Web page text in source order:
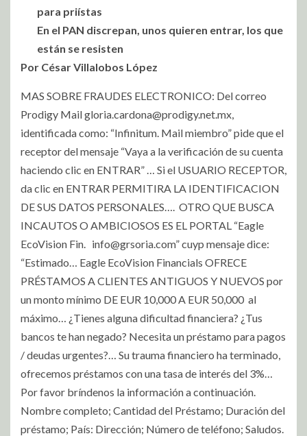
para priístas
En el PAN discrepan, unos quieren entrar, los que
están se resisten
Por César Villalobos López
MAS SOBRE FRAUDES ELECTRONICO: Del correo
Prodigy Mailgloria.cardona@prodigy.net.mx
identificada como: “Infinitum. Mail miembro” pide que el
receptor del mensaje “Vaya a la verificación de su cuenta
haciendo clic en ENTRAR” … Si el USUARIO RECEPTOR,
da clic en ENTRAR PERMITIRA LA IDENTIFICACION
DE SUS DATOS PERSONALES…. OTRO QUE BUSCA
INCAUTOS O AMBICIOSOS ES EL PORTAL “Eagle
EcoVision Fin. info@grsoria.com” cuyp mensaje dice:
“Estimado… Eagle EcoVision Financials OFRECE
PRÉSTAMOS A CLIENTES ANTIGUOS Y NUEVOS por
un monto mínimo DE EUR 10,000 A EUR 50,000 al
máximo… ¿Tienes alguna dificultad financiera? ¿Tus
bancos te han negado? Necesita un préstamo para pagos
/ deudas urgentes?… Su trauma financiero ha terminado,
ofrecemos préstamos con una tasa de interés del 3%…
Por favor bríndenos la información a continuación.
Nombre completo; Cantidad del Préstamo; Duración del
préstamo; País: Dirección; Número de teléfono; Saludos.